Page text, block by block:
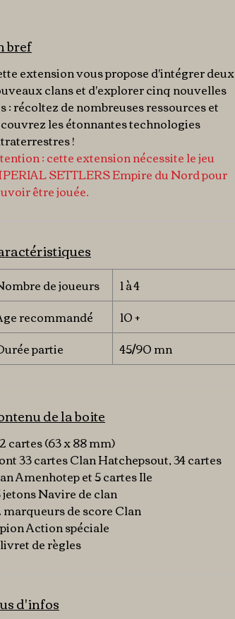
bref
extension vous propose d'intégrer deux
clans et d'explorer cinq nouvelles
: récoltez de nombreuses ressources et
les étonnantes technologies
!
: cette extension nécessite le jeu
SETTLERS Empire du Nord pour
être jouée.
de joueurs
1 à 4
recommandé
10 +
partie
45/90 mn
de la boite
cartes (63 x 88 mm)
33 cartes Clan Hatchepsout, 34 cartes
Amenhotep et 5 cartes Ile
jetons Navire de clan
marqueurs de score Clan
pion Action spéciale
livret de règles
d'infos